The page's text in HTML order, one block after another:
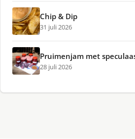
Chip & Dip
31 juli 2026
Pruimenjam met
28 juli 2026